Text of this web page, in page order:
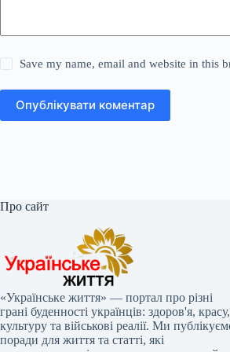
Save my name, email and website in this
Опублікувати коментар
Про сайт
«Українське життя» — портал про різні
грані буденності українців: здоров'я, красу,
культуру та військові реалії. Ми
поради для життя та статті, які